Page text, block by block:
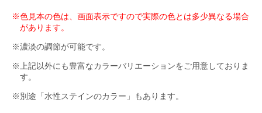
※色見本の色は、画面表示ですので実際の色とは多少異なる場合
があります。
※濃淡の調節が可能です。
※上記以外にも豊富なカラーバリエーションをご用意しておりま
す。
※別途「水性ステインのカラー」もあります。